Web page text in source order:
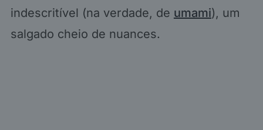
indescritível (na verdade, de umami), um
salgado cheio de nuances.